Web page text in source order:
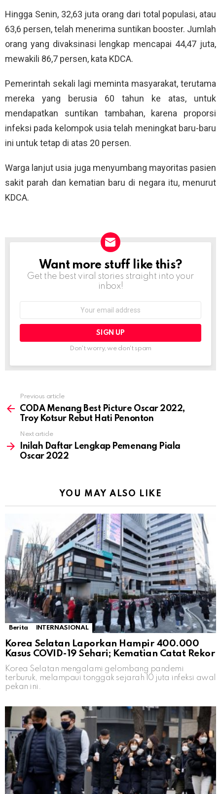
Hingga Senin, 32,63 juta orang dari total populasi, atau
63,6 persen, telah menerima suntikan booster. Jumlah
orang yang divaksinasi lengkap mencapai 44,47 juta,
mewakili 86,7 persen, kata KDCA.
Pemerintah sekali lagi meminta masyarakat, terutama
mereka yang berusia 60 tahun ke atas, untuk
mendapatkan suntikan tambahan, karena proporsi
infeksi pada kelompok usia telah meningkat baru-baru
ini untuk tetap di atas 20 persen.
Warga lanjut usia juga menyumbang mayoritas pasien
sakit parah dan kematian baru di negara itu, menurut
KDCA.
NEWSLETTER
Want more stuff like this?
Get the best viral stories straight into your
inbox!
Don't worry, we don't spam
more
Previous article
CODA Menang Best Picture Oscar 2022,
Troy Kotsur Rebut Hati Penonton
Next article
Inilah Daftar Lengkap Pemenang Piala
Oscar 2022
YOU MAY ALSO LIKE
Berita INTERNASIONAL
Korea Selatan Laporkan Hampir 400.000
Kasus COVID-19 Sehari; Kematian Catat Rekor
Korea Selatan mengalami gelombang pandemi
terburuk, melampaui tonggak sejarah 10 juta infeksi awal
pekan ini.